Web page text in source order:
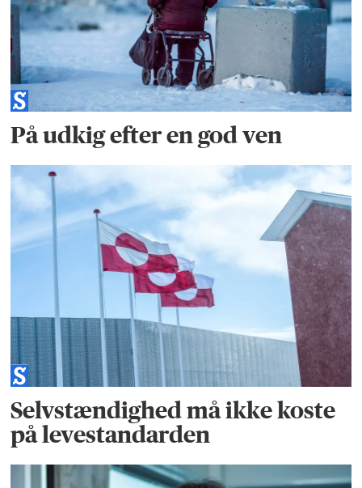
På udkig efter en god ven
Selvstændighed må ikke koste
på levestandarden